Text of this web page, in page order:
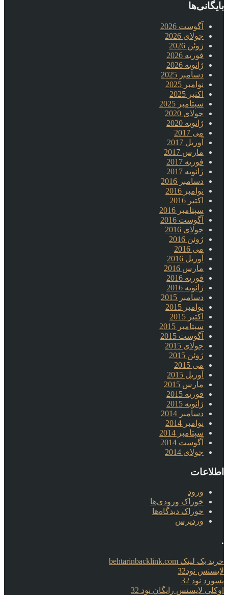
بایگانی‌ها
آگوست 2026
جولای 2026
ژوئن 2026
فوریه 2026
ژانویه 2026
دسامبر 2025
نوامبر 2025
اکتبر 2025
سپتامبر 2025
جولای 2020
ژانویه 2020
می 2017
آوریل 2017
مارس 2017
فوریه 2017
ژانویه 2017
دسامبر 2016
نوامبر 2016
اکتبر 2016
سپتامبر 2016
آگوست 2016
جولای 2016
ژوئن 2016
می 2016
آوریل 2016
مارس 2016
فوریه 2016
ژانویه 2016
دسامبر 2015
نوامبر 2015
اکتبر 2015
سپتامبر 2015
آگوست 2015
جولای 2015
ژوئن 2015
می 2015
آوریل 2015
مارس 2015
فوریه 2015
ژانویه 2015
دسامبر 2014
نوامبر 2014
سپتامبر 2014
آگوست 2014
جولای 2014
اطلاعات
ورود
خوراک ورودی‌ها
خوراک دیدگاه‌ها
وردپرس
.
خرید بک لینک behtarinbacklink.com
لایسنس نود32
پسورد نود 32
اوکلی لایسنس رایگان نود 32